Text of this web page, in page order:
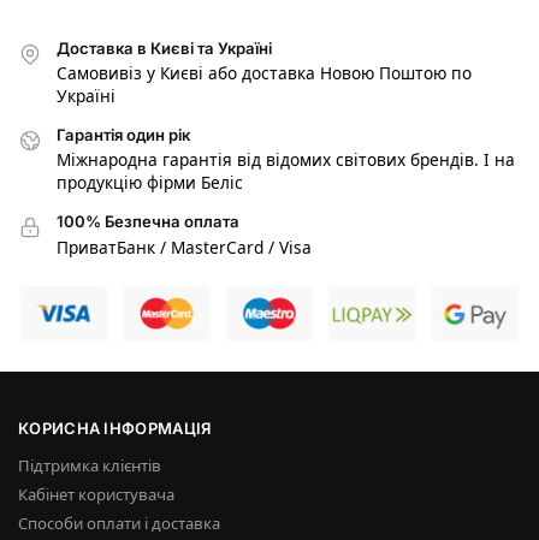
Доставка в Києві та Україні
Самовивіз у Києві або доставка Новою Поштою по
Україні
Гарантія один рік
Міжнародна гарантія від відомих світових брендів. І на
продукцію фірми Беліс
100% Безпечна оплата
ПриватБанк / MasterCard / Visa
КОРИСНА ІНФОРМАЦІЯ
Підтримка клієнтів
Кабінет користувача
Способи оплати і доставка